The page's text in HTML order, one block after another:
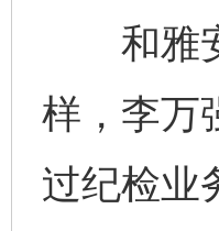
和雅安
样，李万
过纪检业